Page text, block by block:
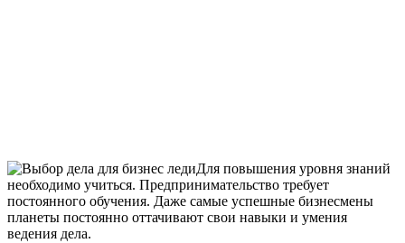
Для повышения уровня знаний
необходимо учиться. Предпринимательство требует
постоянного обучения. Даже самые успешные бизнесмены
планеты постоянно оттачивают свои навыки и умения
ведения дела.